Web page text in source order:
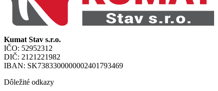
Kumat Stav s.r.o.
IČO: 52952312
DIČ: 2121221982
IBAN: SK7383300000002401793469
Dôležité odkazy